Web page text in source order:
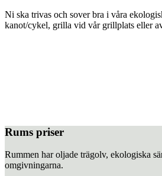
Ni ska trivas och sover bra i våra
kanot/cykel, grilla vid vår grillplats eller
Rums priser
Rummen har oljade trägolv, ekologiska
omgivningarna.